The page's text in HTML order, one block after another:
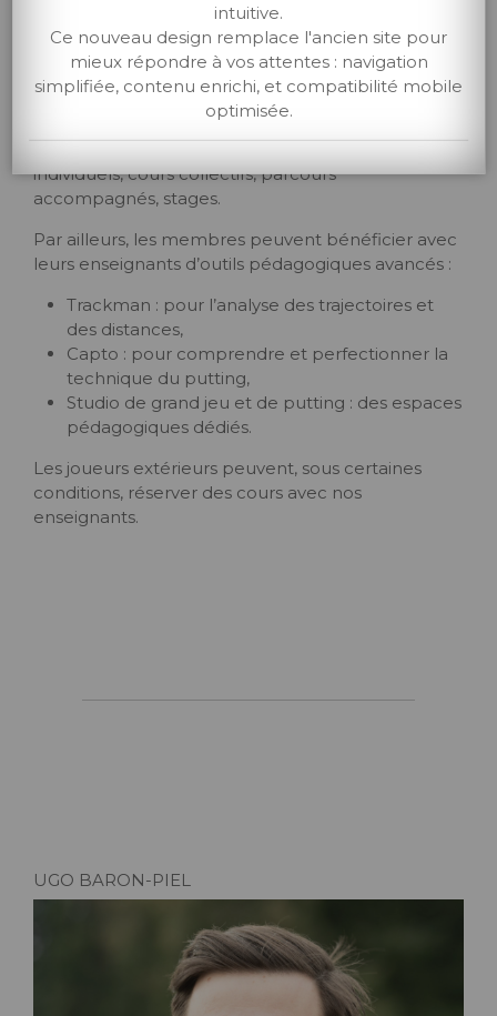
L’enseignement et l’entraînement des équipes
sont assurés par une équipe de professionnels
passionnés et expérimentés qui proposent des
formats pédagogiques variés et adaptés aux
individuels, cours collectifs, parcours
accompagnés, stages.
Par ailleurs, les membres peuvent bénéficier avec
leurs enseignants d’outils pédagogiques avancés :
Trackman : pour l’analyse des trajectoires et
des distances,
Capto : pour comprendre et perfectionner la
technique du putting,
Studio de grand jeu et de putting : des espaces
pédagogiques dédiés.
Les joueurs extérieurs peuvent, sous certaines
conditions, réserver des cours avec nos
enseignants.
UGO BARON-PIEL
intuitive.
Ce nouveau design remplace l'ancien site pour
mieux répondre à vos attentes : navigation
simplifiée, contenu enrichi, et compatibilité mobile
optimisée.